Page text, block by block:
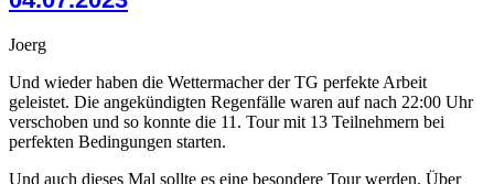
Joerg
Und wieder haben die Wettermacher der TG perfekte Arbeit
geleistet. Die angekündigten Regenfälle waren auf nach 22:00 Uhr
verschoben und so konnte die 11. Tour mit 13 Teilnehmern bei
perfekten Bedingungen starten.
Und auch dieses Mal sollte es eine besondere Tour werden. Über